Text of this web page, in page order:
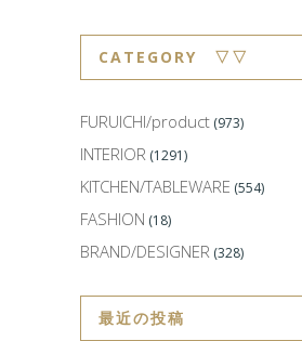
CATEGORY ▽▽
FURUICHI/product (973)
INTERIOR (1291)
KITCHEN/TABLEWARE (554)
FASHION (18)
BRAND/DESIGNER (328)
最近の投稿